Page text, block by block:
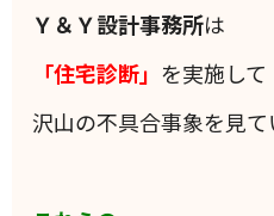
Ｙ＆Ｙ設計事務所は
「住宅診断」 を実施して
沢山の不具合事象を見